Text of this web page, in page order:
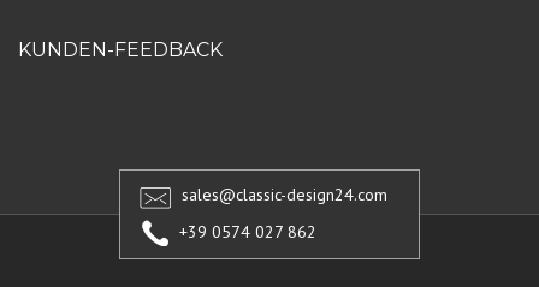
KUNDEN-FEEDBACK
sales@classic-design24.com
+39 0574 027 862